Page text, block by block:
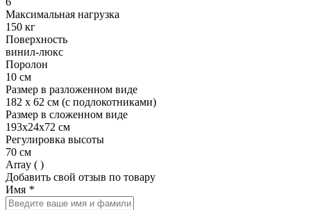
Максимальная нагрузка
150 кг
Поверхность
винил-люкс
Поролон
10 см
Размер в разложенном виде
182 х 62 см (с подлокотниками)
Размер в сложенном виде
193х24х72 см
Регулировка высоты
70 см
Array ( )
Добавить свой отзыв по товару
Имя *